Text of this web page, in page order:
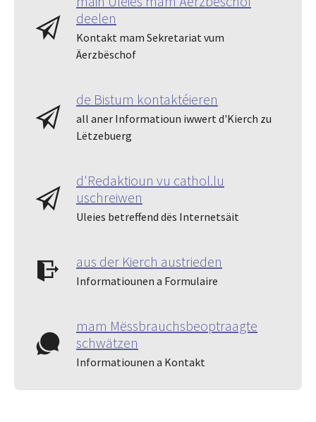
deelen
Kontakt mam Sekretariat vum
Äerzbëschof
de Bistum kontaktéieren
all aner Informatioun iwwert d'Kierch zu
Lëtzebuerg
d'Redaktioun vu cathol.lu
uschreiwen
Uleies betreffend dës Internetsäit
aus der Kierch austrieden
Informatiounen a Formulaire
mam Mëssbrauchsbeoptraagte
schwätzen
Informatiounen a Kontakt